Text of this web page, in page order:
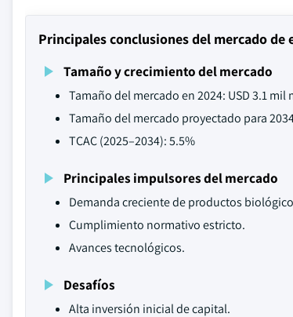
Principales conclusiones del mercado
Tamaño y crecimiento del mercado
Tamaño del mercado en 2024: USD 3.1 mil
Tamaño del mercado proyectado para
TCAC (2025–2034): 5.5%
Principales impulsores del mercado
Demanda creciente de productos
Cumplimiento normativo estricto.
Avances tecnológicos.
Desafíos
Alta inversión inicial de capital.